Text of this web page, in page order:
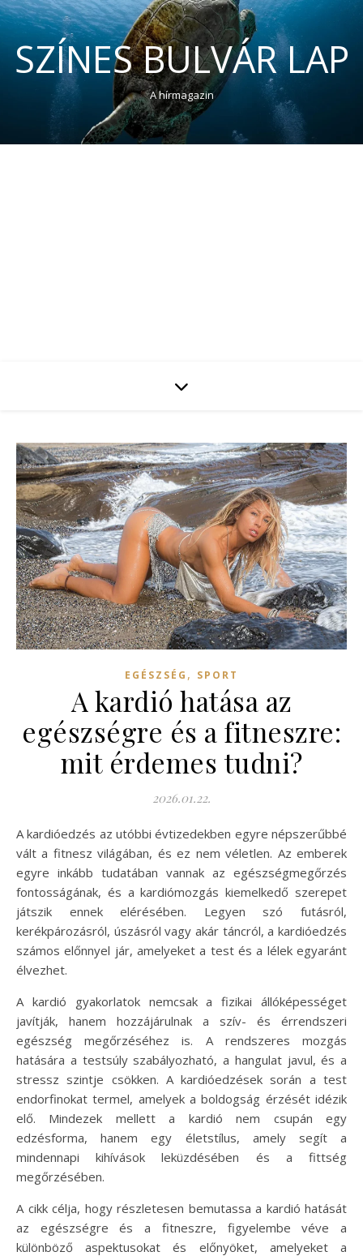
SZÍNES BULVÁR LAP
A hírmagazin
EGÉSZSÉG , SPORT
A kardió hatása az
egészségre és a fitneszre:
mit érdemes tudni?
2026.01.22.
A kardióedzés az utóbbi évtizedekben egyre népszerűbbé
vált a fitnesz világában, és ez nem véletlen. Az emberek
egyre inkább tudatában vannak az egészségmegőrzés
fontosságának, és a kardiómozgás kiemelkedő szerepet
játszik ennek elérésében. Legyen szó futásról,
kerékpározásról, úszásról vagy akár táncról, a kardióedzés
számos előnnyel jár, amelyeket a test és a lélek egyaránt
élvezhet.
A kardió gyakorlatok nemcsak a fizikai állóképességet
javítják, hanem hozzájárulnak a szív- és érrendszeri
egészség megőrzéséhez is. A rendszeres mozgás
hatására a testsúly szabályozható, a hangulat javul, és a
stressz szintje csökken. A kardióedzések során a test
endorfinokat termel, amelyek a boldogság érzését idézik
elő. Mindezek mellett a kardió nem csupán egy
edzésforma, hanem egy életstílus, amely segít a
mindennapi kihívások leküzdésében és a fittség
megőrzésében.
A cikk célja, hogy részletesen bemutassa a kardió hatását
az egészségre és a fitneszre, figyelembe véve a
különböző aspektusokat és előnyöket, amelyeket a